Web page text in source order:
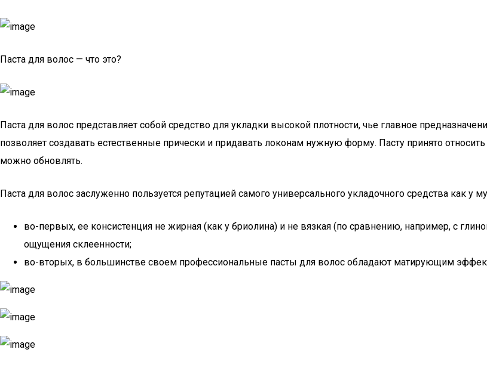
Паста для волос — что это?
Паста для волос представляет собой средство для укладки высокой плотности, чье главное
позволяет создавать естественные прически и придавать локонам нужную форму. Пасту принято
можно обновлять.
Паста для волос заслуженно пользуется репутацией самого универсального укладочного средства как у
во-первых, ее консистенция не жирная (как у бриолина) и не вязкая (по сравнению, например, с
ощущения склеенности;
во-вторых, в большинстве своем профессиональные пасты для волос обладают матирующим